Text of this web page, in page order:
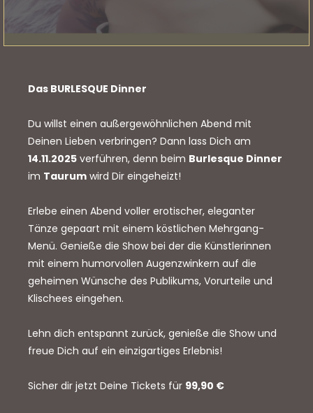
Das BURLESQUE Dinner
Du willst einen außergewöhnlichen Abend mit
Deinen Lieben verbringen? Dann lass Dich am
14.11.2025 verführen, denn beim Burlesque Dinner
im Taurum wird Dir eingeheizt!
Erlebe einen Abend voller erotischer, eleganter
Tänze gepaart mit einem köstlichen Mehrgang-
Menü. Genieße die Show bei der die Künstlerinnen
mit einem humorvollen Augenzwinkern auf die
geheimen Wünsche des Publikums, Vorurteile und
Klischees eingehen.
Lehn dich entspannt zurück, genieße die Show und
freue Dich auf ein einzigartiges Erlebnis!
Sicher dir jetzt Deine Tickets für 99,90 €